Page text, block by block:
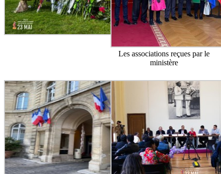
Les associations reçues par le
ministère